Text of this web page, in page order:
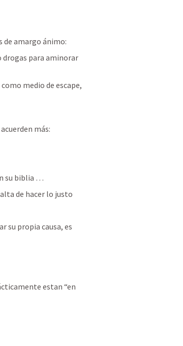
de amargo ánimo:
drogas para aminorar
medio de escape,
más:
su biblia …
de hacer lo justo
su propia causa, es
estan “en